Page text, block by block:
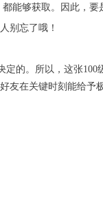
够获取。因此，要
别忘了哦！
的。所以，这张
在关键时刻能给予